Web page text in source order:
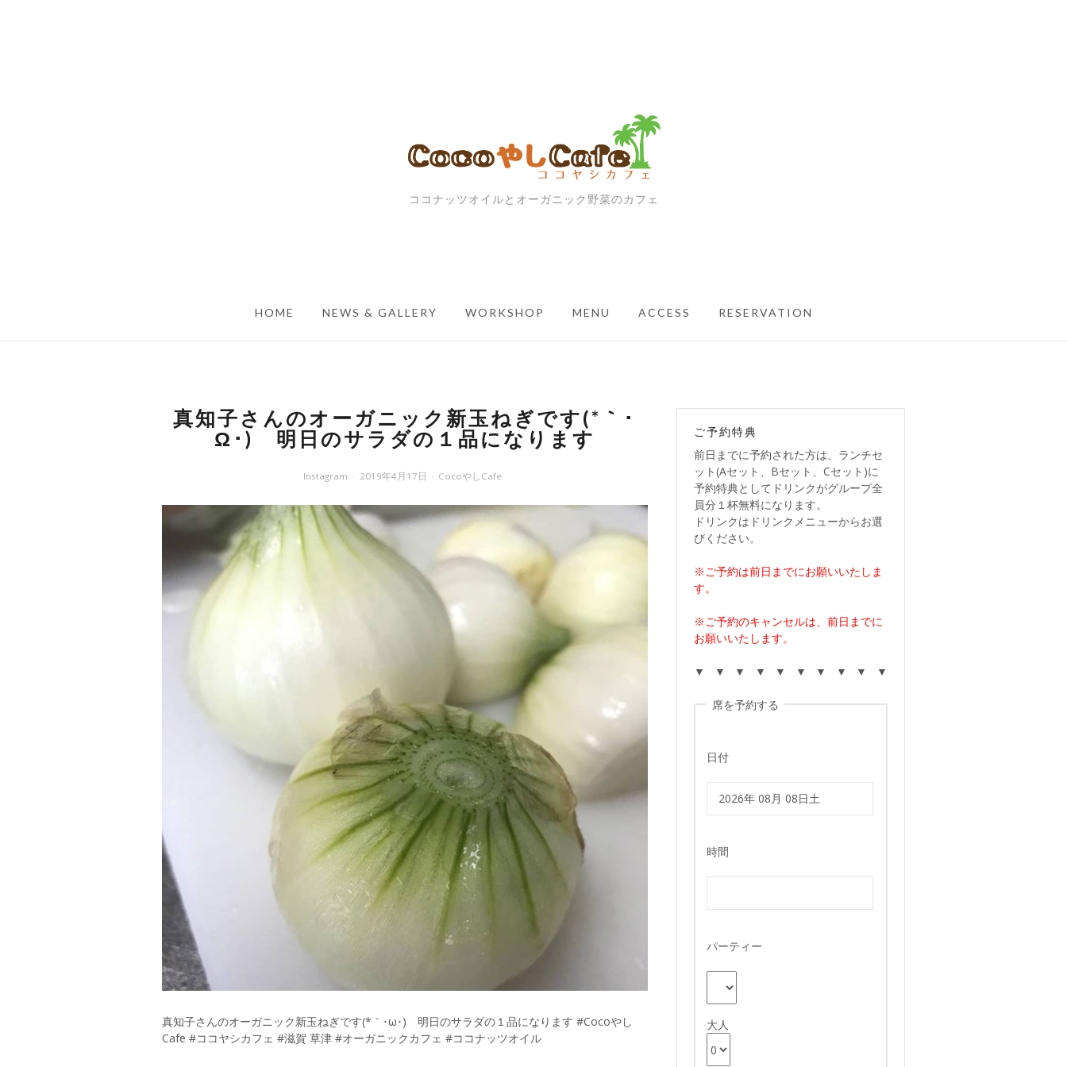
ココナッツオイルとオーガニック野菜のカフェ
HOME NEWS & GALLERY WORKSHOP MENU ACCESS RESERVATION
真知子さんのオーガニック新玉ねぎです(*｀･
Ω･)ゞ明日のサラダの１品になります
Instagram 2019年4月17日 CocoやしCafe
真知子さんのオーガニック新玉ねぎです(*｀･ω･)ゞ明日のサラダの１品になります #Cocoやし
Cafe #ココヤシカフェ #滋賀 草津 #オーガニックカフェ #ココナッツオイル
ご予約特典
前日までに予約された方は、ランチセ
ット(Aセット、Bセット、Cセット)に
予約特典としてドリンクがグループ全
員分１杯無料になります。
ドリンクはドリンクメニューからお選
びください。
※ご予約は前日までにお願いいたしま
す。
※ご予約のキャンセルは、前日までに
お願いいたします。
▼ ▼ ▼ ▼ ▼ ▼ ▼ ▼ ▼ ▼
席を予約する
日付
時間
パーティー
大人